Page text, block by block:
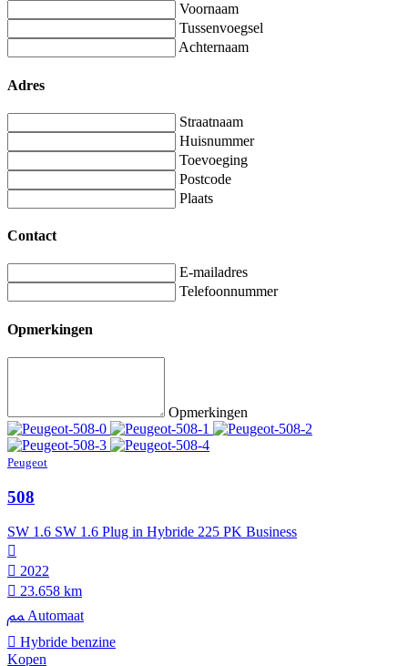
Voornaam
Tussenvoegsel
Achternaam
Adres
Straatnaam
Huisnummer
Toevoeging
Postcode
Plaats
Contact
E-mailadres
Telefoonnummer
Opmerkingen
Opmerkingen
Peugeot
508
SW 1.6 SW 1.6 Plug in Hybride 225 PK Business
2022
23.658 km
Automaat
Hybride benzine
Kopen